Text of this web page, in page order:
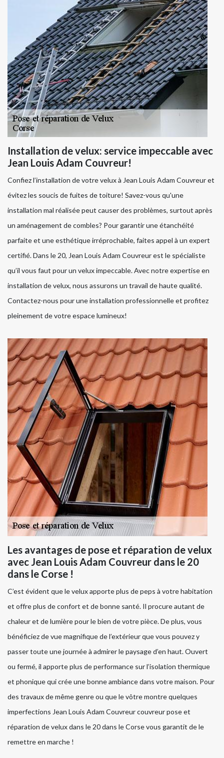
Installation de velux: service impeccable avec
Jean Louis Adam Couvreur!
Confiez l’installation de votre velux à Jean Louis Adam Couvreur et
évitez les soucis de fuites de toiture! Savez-vous qu'une
installation mal réalisée peut causer des problèmes, surtout après
un aménagement de combles? Pour garantir une étanchéité
parfaite et une esthétique irréprochable, faites appel à un expert
certifié. Dans le 20, Jean Louis Adam Couvreur est le spécialiste
qu’il vous faut pour un velux impeccable. Avec notre expertise en
installation de velux, nous assurons un travail de haute qualité.
Contactez-nous pour une installation professionnelle et profitez
pleinement de votre espace lumineux!
Les avantages de pose et réparation de velux
avec Jean Louis Adam Couvreur dans le 20
dans le Corse !
C’est évident que le velux apporte plus de peps à votre habitation
et offre plus de confort et de bonne santé. Il procure autant de
chaleur et de lumière pour le bien de votre pièce. De plus, vous
bénéficiez de vue magnifique de l’extérieur que vous pouvez y
passer toute une journée à admirer le paysage d’en haut. Ouvert
ou fermé, il apporte plus de performance sur l’isolation thermique
et phonique qui crée une bonne ambiance dans votre maison. Pour
des travaux de même genre ou que le vôtre montre quelques
imperfections Jean Louis Adam Couvreur couvreur pose et
réparation de velux dans le 20 dans le Corse vous garantit de le
remettre en marche !